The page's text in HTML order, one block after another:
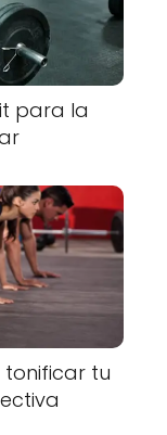
para la
tonificar tu